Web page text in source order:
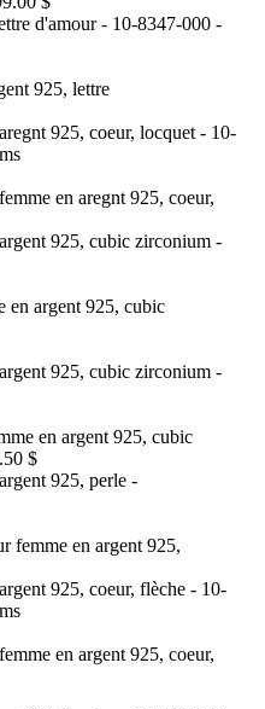
925, lettre
en aregnt 925, coeur,
en argent 925, cubic
en argent 925, cubic
$
femme en argent 925,
en argent 925, coeur,